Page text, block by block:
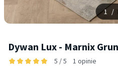
1 /
Dywan Lux - Marnix
5 / 5 1 opinie